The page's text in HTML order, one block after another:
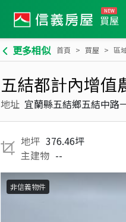
買屋
更多相似 首頁 買屋 區
五結都計內增值
地址 宜蘭縣五結鄉五結中路
地坪 376.46坪
主建物 --
非信義物件